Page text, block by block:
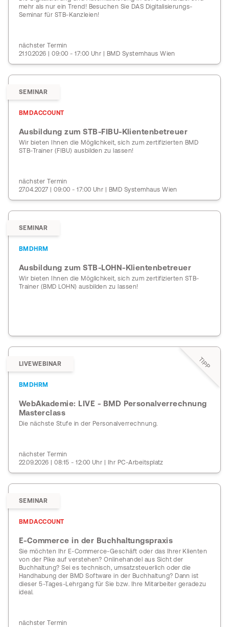
mehr als nur ein Trend! Besuchen Sie DAS Digitalisierungs-
Seminar für STB-Kanzleien!
nächster Termin
21.10.2026 | 09:00 - 17:00 Uhr | BMD Systemhaus Wien
SEMINAR
BMDACCOUNT
Ausbildung zum STB-FIBU-Klientenbetreuer
Wir bieten Ihnen die Möglichkeit, sich zum zertifizierten BMD
STB-Trainer (FIBU) ausbilden zu lassen!
nächster Termin
27.04.2027 | 09:00 - 17:00 Uhr | BMD Systemhaus Wien
SEMINAR
BMDHRM
Ausbildung zum STB-LOHN-Klientenbetreuer
Wir bieten Ihnen die Möglichkeit, sich zum zertifizierten STB-
Trainer (BMD LOHN) ausbilden zu lassen!
TIPP
LIVEWEBINAR
BMDHRM
WebAkademie: LIVE - BMD Personalverrechnung
Masterclass
Die nächste Stufe in der Personalverrechnung.
nächster Termin
22.09.2026 | 08:15 - 12:00 Uhr | Ihr PC-Arbeitsplatz
SEMINAR
BMDACCOUNT
E-Commerce in der Buchhaltungspraxis
Sie möchten Ihr E-Commerce-Geschäft oder das Ihrer Klienten
von der Pike auf verstehen? Onlinehandel aus Sicht der
Buchhaltung? Sei es technisch, umsatzsteuerlich oder die
Handhabung der BMD Software in der Buchhaltung? Dann ist
dieser 5-Tages-Lehrgang für Sie bzw. Ihre Mitarbeiter geradezu
ideal.
nächster Termin